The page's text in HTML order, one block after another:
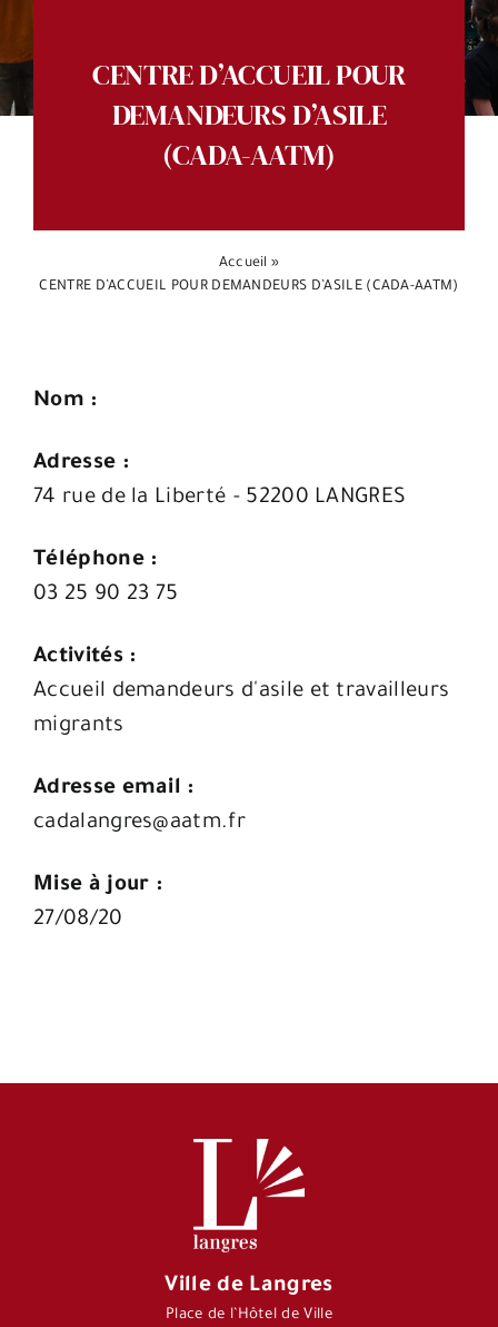
CENTRE D’ACCUEIL POUR
DEMANDEURS D’ASILE
(CADA-AATM)
Accueil »
CENTRE D’ACCUEIL POUR DEMANDEURS D’ASILE (CADA-AATM)
Nom :
Adresse :
74 rue de la Liberté - 52200 LANGRES
Téléphone :
03 25 90 23 75
Activités :
Accueil demandeurs d'asile et travailleurs
migrants
Adresse email :
cadalangres@aatm.fr
Mise à jour :
27/08/20
Ville de Langres
Place de l’Hôtel de Ville